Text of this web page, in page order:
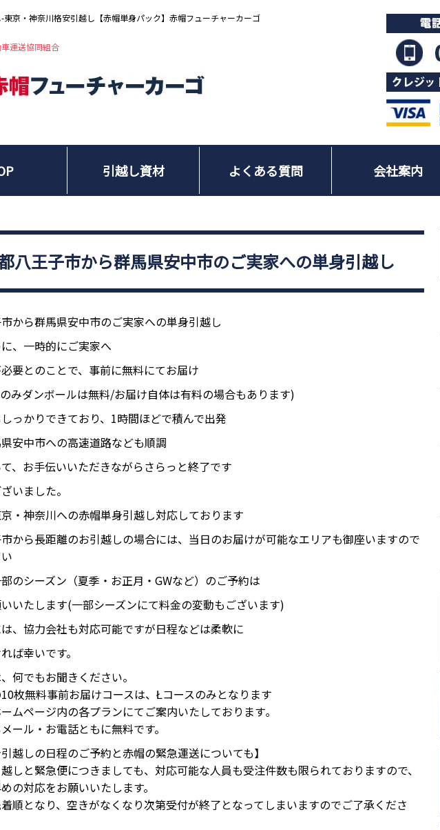
東京・神奈川格安引越し【赤帽単身パック】赤帽フューチャーカーゴ
運送協同組合
引越し資材 よくある質問 会社案内
八王子市から群馬県安中市のご実家への単身引越し
から群馬県安中市のご実家への単身引越し
、一時的にご実家へ
要とのことで、事前に無料にてお届け
みダンボールは無料/お届け自体は有料の場合もあります)
っかりできており、1時間ほどで積んで出発
安中市への高速道路なども順調
、お手伝いいただきながらさらっと終了です
いました。
・神奈川への赤帽単身引越し対応しております
から長距離のお引越しの場合には、当日のお届けが可能なエリアも御座いますので
のシーズン（夏季・お正月・GWなど）のご予約は
いたします(一部シーズンにて料金の変動もございます)
、協力会社も対応可能ですが日程などは柔軟に
ば幸いです。
何でもお聞きください。
枚無料事前お届けコースは、Łコースのみとなります
ムページ内の各プランにてご案内いたしております｡
ール・お電話ともに無料です。
引越しの日程のご予約と赤帽の緊急運送についても】
しと緊急便につきましても、対応可能な人員も受注件数も限られておりますので、
の対応をお願いいたします。
着順となり、空きがなくなり次第受付が終了となってしまいますのでご了承くださ